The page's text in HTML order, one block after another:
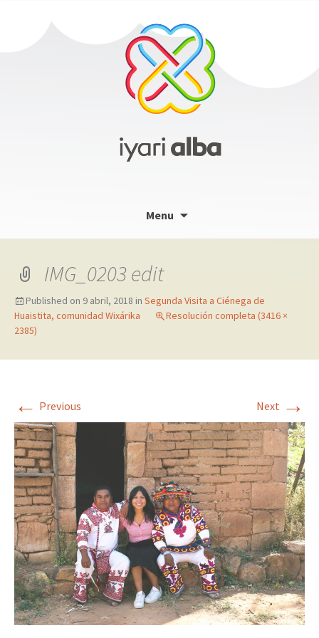
Menu
content
IMG_0203 edit
Published on 9 abril, 2018 in Segunda Visita a Ciénega de
Huaistita, comunidad Wixárika
Resolución completa (3416 ×
2385)
← Previous Next →